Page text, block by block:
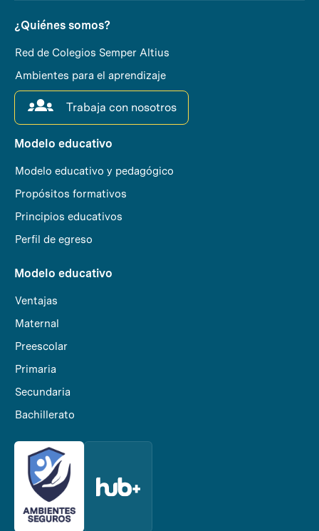
¿Quiénes somos?
Red de Colegios Semper Altius
Ambientes para el aprendizaje
Trabaja con nosotros
Modelo educativo
Modelo educativo y pedagógico
Propósitos formativos
Principios educativos
Perfil de egreso
Modelo educativo
Ventajas
Maternal
Preescolar
Primaria
Secundaria
Bachillerato